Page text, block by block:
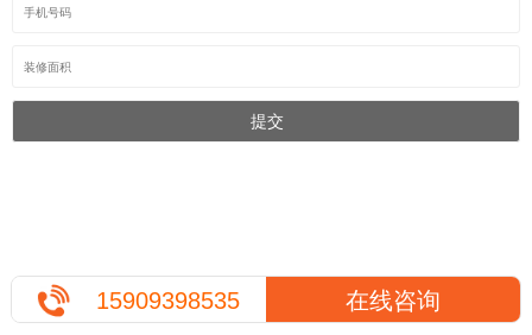
15909398535 在线咨询